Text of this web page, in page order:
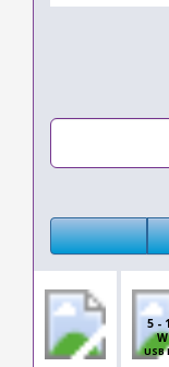
5 -
W
USB